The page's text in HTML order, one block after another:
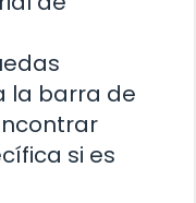
la barra de
si es